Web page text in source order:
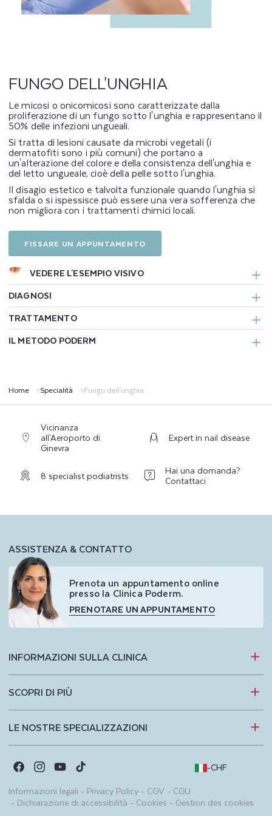
U
N
G
H
I
A
FUNGO DELL'UNGHIA
Le micosi o onicomicosi sono caratterizzate dalla
proliferazione di un fungo sotto l'unghia e rappresentano il
50% delle infezioni ungueali.
Si tratta di lesioni causate da microbi vegetali (i
dermatofiti sono i più comuni) che portano a
un'alterazione del colore e della consistenza dell'unghia e
del letto ungueale, cioè della pelle sotto l'unghia.
Il disagio estetico e talvolta funzionale quando l'unghia si
sfalda o si ispessisce può essere una vera sofferenza che
non migliora con i trattamenti chimici locali.
FISSARE UN APPUNTAMENTO
VEDERE L'ESEMPIO VISIVO
DIAGNOSI
TRATTAMENTO
IL METODO PODERM
Home Specialità Fungo dell'unghia
Vicinanza
all'Aeroporto di
Ginevra
Expert in nail disease
8 specialist podiatrists Hai una domanda?
Contattaci
ASSISTENZA & CONTATTO
Prenota un appuntamento online
presso la Clinica Poderm.
PRENOTARE UN APPUNTAMENTO
INFORMAZIONI SULLA CLINICA
SCOPRI DI PIÙ
LE NOSTRE SPECIALIZZAZIONI
FacebookInstagramYouTubeTikTok -CHF
Informazioni legali - Privacy Policy - CGV - CGU
- Dichiarazione di accessibilità - Cookies - Gestion des cookies